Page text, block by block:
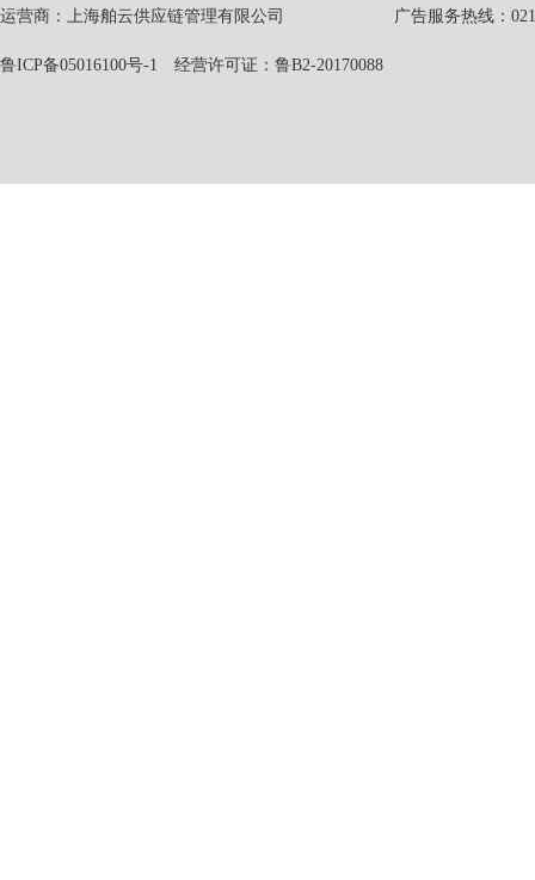
运营商：上海舶云供应链管理有限公司 广告服务热线：021-
鲁ICP备05016100号-1 经营许可证：鲁B2-20170088